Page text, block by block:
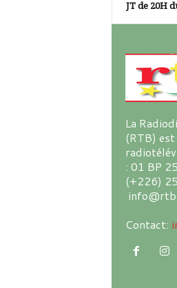
JT de 20H
La
(RTB)
: 01 BP
(+226)
Contact: